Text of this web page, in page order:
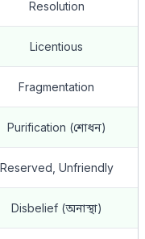
Resolution
Licentious
Fragmentation
Purification (শোধন)
Reserved, Unfriendly
Disbelief (অনাস্থা)